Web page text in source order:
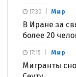
Мир
В Иране за
более 20
17:30
Мир
Мигранты
17:15